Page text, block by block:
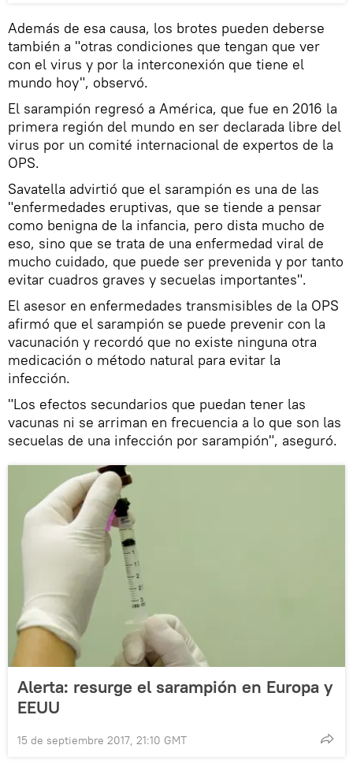
Además de esa causa, los brotes pueden deberse
también a "otras condiciones que tengan que ver
con el virus y por la interconexión que tiene el
mundo hoy", observó.
El sarampión regresó a América, que fue en 2016 la
primera región del mundo en ser declarada libre del
virus por un comité internacional de expertos de la
OPS.
Savatella advirtió que el sarampión es una de las
"enfermedades eruptivas, que se tiende a pensar
como benigna de la infancia, pero dista mucho de
eso, sino que se trata de una enfermedad viral de
mucho cuidado, que puede ser prevenida y por tanto
evitar cuadros graves y secuelas importantes".
El asesor en enfermedades transmisibles de la OPS
afirmó que el sarampión se puede prevenir con la
vacunación y recordó que no existe ninguna otra
medicación o método natural para evitar la
infección.
"Los efectos secundarios que puedan tener las
vacunas ni se arriman en frecuencia a lo que son las
secuelas de una infección por sarampión", aseguró.
Alerta: resurge el sarampión en Europa y
EEUU
15 de septiembre 2017, 21:10 GMT